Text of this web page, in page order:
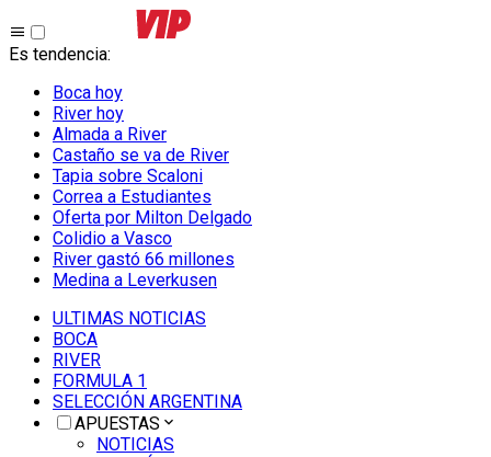
Es tendencia:
Boca hoy
River hoy
Almada a River
Castaño se va de River
Tapia sobre Scaloni
Correa a Estudiantes
Oferta por Milton Delgado
Colidio a Vasco
River gastó 66 millones
Medina a Leverkusen
ULTIMAS NOTICIAS
BOCA
RIVER
FORMULA 1
SELECCIÓN ARGENTINA
APUESTAS
NOTICIAS